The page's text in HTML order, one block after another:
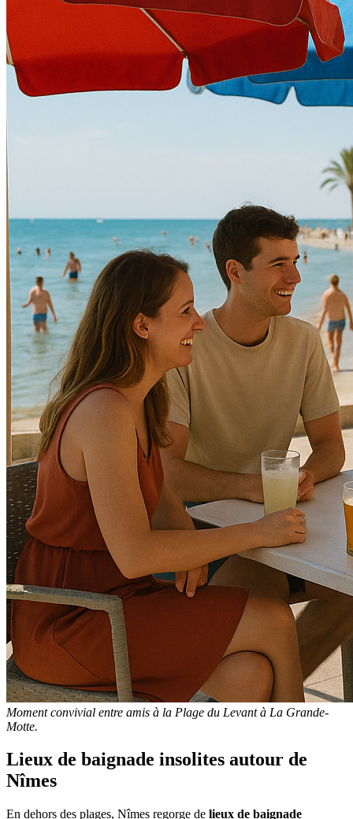
Moment convivial entre amis à la Plage du Levant à La Grande-
Motte.
Lieux de baignade insolites autour de
Nîmes
En dehors des plages, Nîmes regorge de lieux de baignade